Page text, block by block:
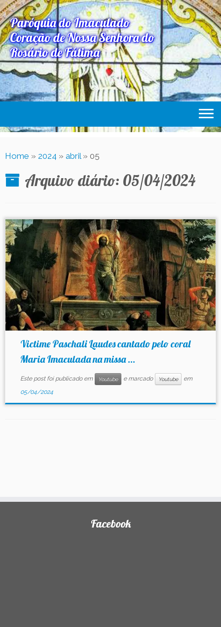
Paróquia do Imaculado
Coração de Nossa Senhora do
Rosário de Fátima
Paróquia
Expediente Paroquial
Acesse Também
Contato
Home » 2024 » abril » 05
Arquivo diário: 05/04/2024
Victime Paschali Laudes cantado pelo coral
Maria Imaculada na missa ...
Este post foi publicado em Youtube e marcado Youtube
em
05/04/2024
Facebook